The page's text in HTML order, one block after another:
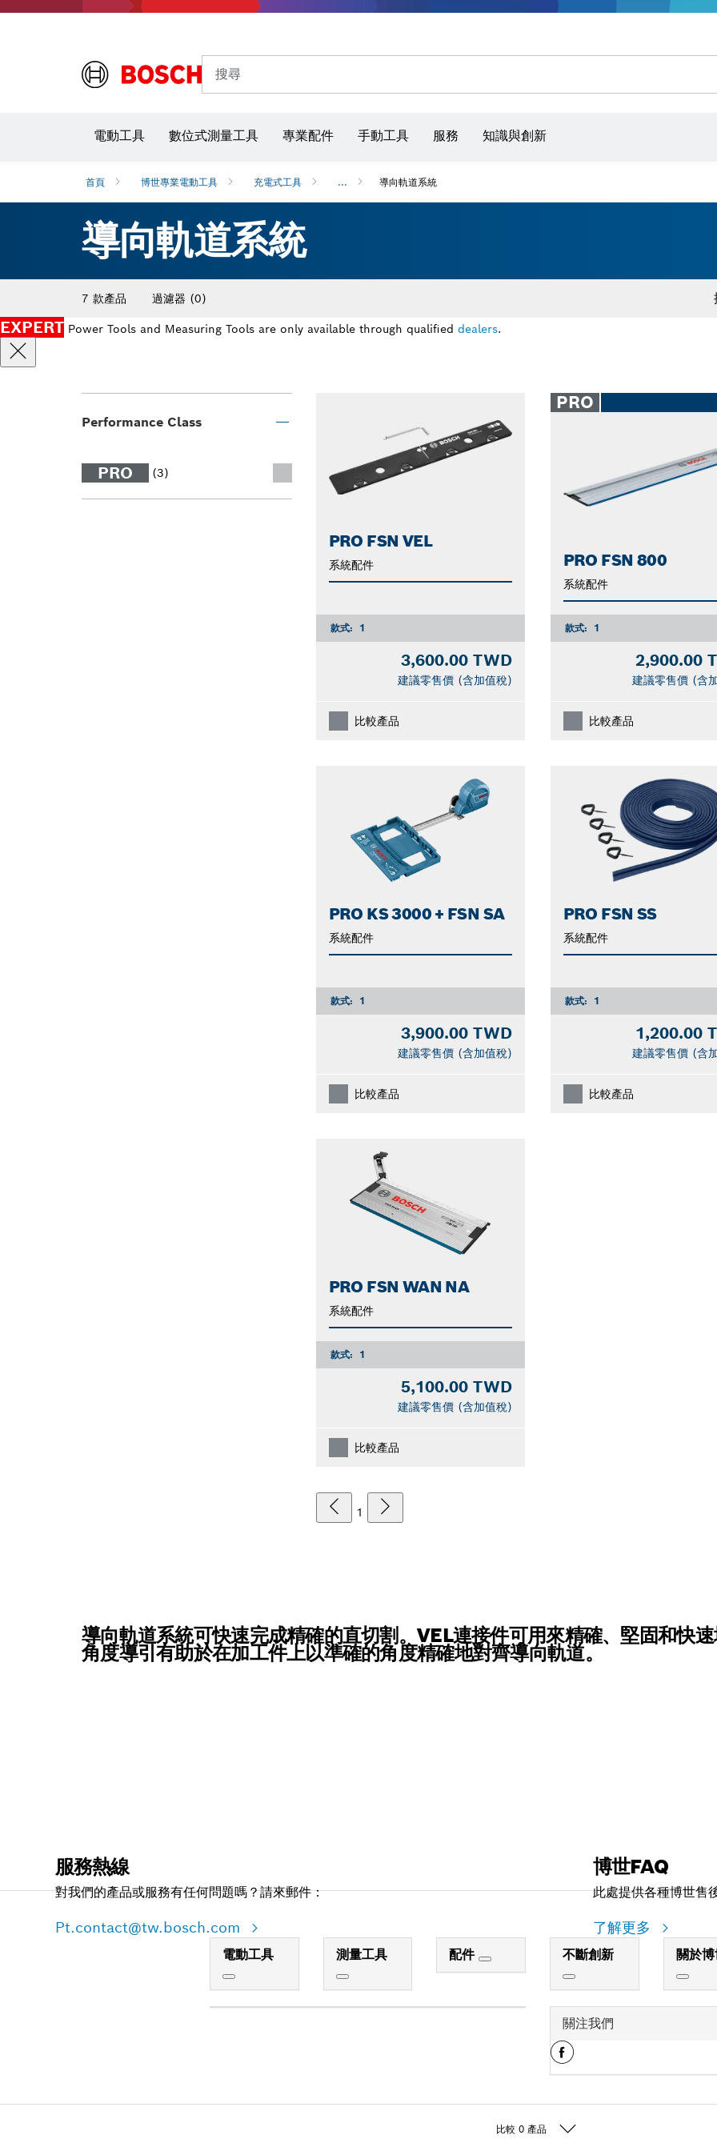
搜尋
電動工具 數位式測量工具 專業配件 手動工具 服務 知識與創新
首頁 博世專業電動工具 充電式工具 ... 導向軌道系統
導向軌道系統
7 款產品 過濾器 (0)
EXPERT Power Tools and Measuring Tools are only available through qualified dealers.
Performance Class
PRO (3)
PRO FSN VEL
系統配件
款式: 1
3,600.00 TWD
建議零售價 (含加值稅)
比較產品
PRO
PRO FSN 800
系統配件
款式: 1
2,900.00
建議零售價 (含
比較產品
PRO KS 3000 + FSN SA
系統配件
款式: 1
3,900.00 TWD
建議零售價 (含加值稅)
比較產品
PRO FSN SS
系統配件
款式: 1
1,200.00
建議零售價 (含
比較產品
PRO FSN WAN NA
系統配件
款式: 1
5,100.00 TWD
建議零售價 (含加值稅)
比較產品
1
比較 0 產品
導向軌道系統可快速完成精確的直切割。VEL連接件可用來精確、堅固和快
角度導引有助於在加工件上以準確的角度精確地對齊導向軌道。
服務熱線
對我們的產品或服務有任何問題嗎？請來郵件：
Pt.contact@tw.bosch.com
博世FAQ
此處提供各種博世售
了解更多
電動工具 測量工具 配件 不斷創新 關於
關注我們